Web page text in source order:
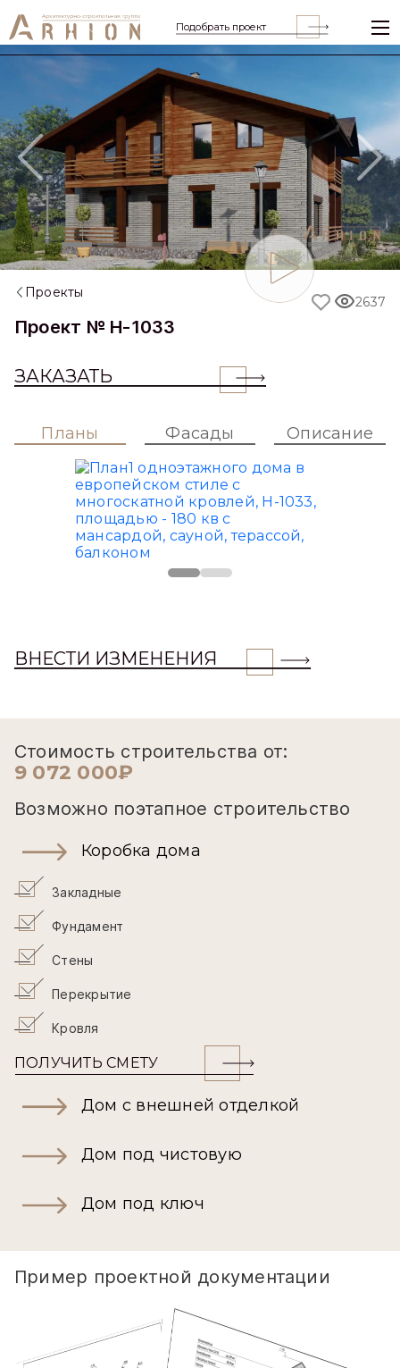
Подобрать проект
Previous
Проекты
Проект № H-1033
ЗАКАЗАТЬ
2637
Планы Фасады Описание
ВНЕСТИ ИЗМЕНЕНИЯ
Стоимость строительства от:
9 072 000₽
Возможно поэтапное строительство
Коробка дома
Закладные
Фундамент
Стены
Перекрытие
Кровля
ПОЛУЧИТЬ СМЕТУ
Дом с внешней отделкой
Дом под чистовую
Дом под ключ
Пример проектной документации